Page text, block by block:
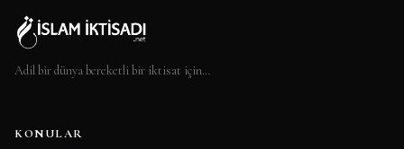
Adil bir dünya bereketli bir iktisat için…
KONULAR